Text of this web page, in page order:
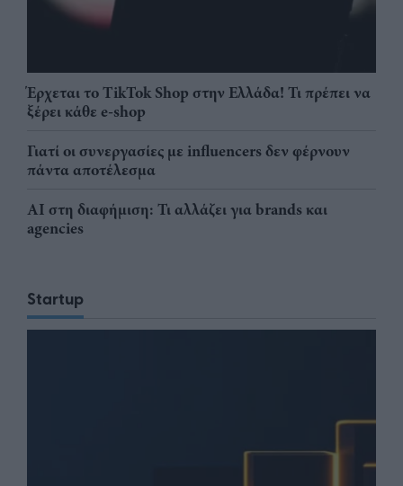
Έρχεται το TikTok Shop στην Ελλάδα! Τι πρέπει να
ξέρει κάθε e-shop
Γιατί οι συνεργασίες με influencers δεν φέρνουν
πάντα αποτέλεσμα
AI στη διαφήμιση: Τι αλλάζει για brands και
agencies
Startup